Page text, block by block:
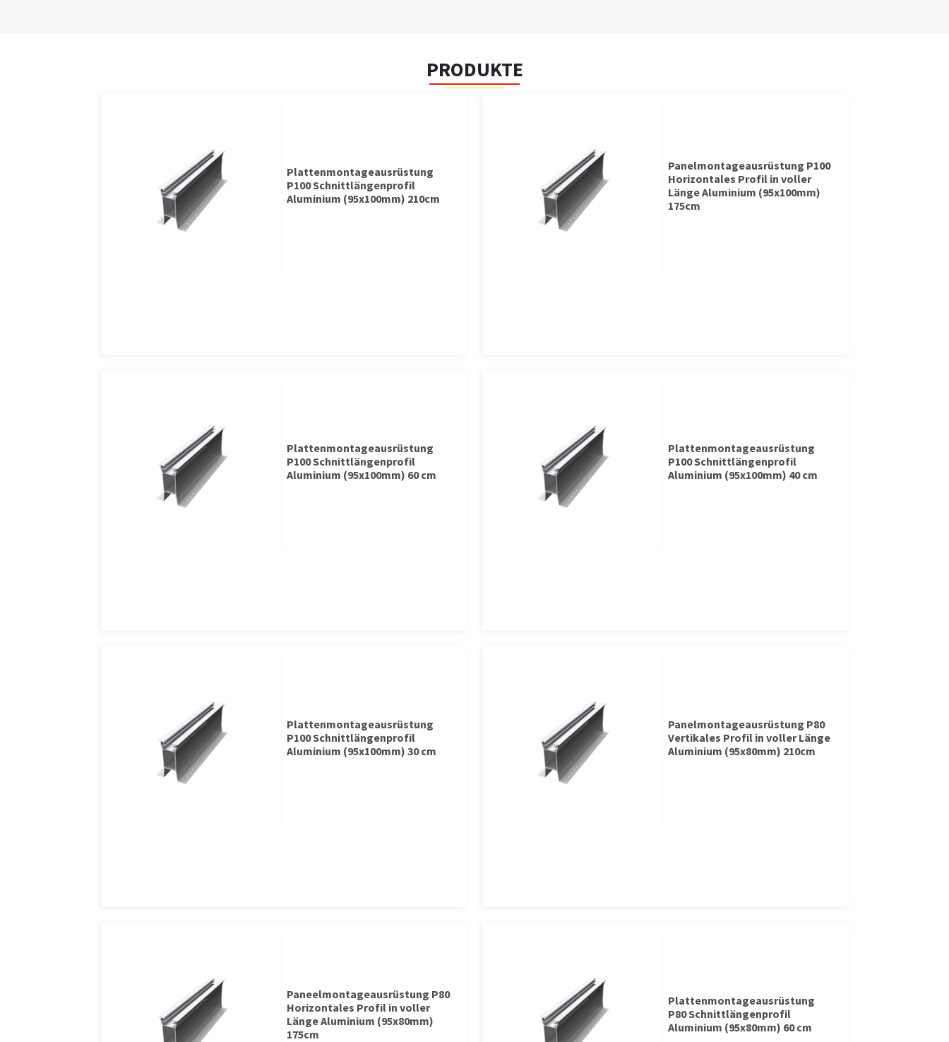
PRODUKTE
Plattenmontageausrüstung
P100 Schnittlängenprofil
Aluminium (95x100mm) 210cm
Panelmontageausrüstung P100
Horizontales Profil in voller
Länge Aluminium (95x100mm)
175cm
Plattenmontageausrüstung
P100 Schnittlängenprofil
Aluminium (95x100mm) 60 cm
Plattenmontageausrüstung
P100 Schnittlängenprofil
Aluminium (95x100mm) 40 cm
Plattenmontageausrüstung
P100 Schnittlängenprofil
Aluminium (95x100mm) 30 cm
Panelmontageausrüstung P80
Vertikales Profil in voller Länge
Aluminium (95x80mm) 210cm
Paneelmontageausrüstung P80
Horizontales Profil in voller
Länge Aluminium (95x80mm)
175cm
Plattenmontageausrüstung
P80 Schnittlängenprofil
Aluminium (95x80mm) 60 cm